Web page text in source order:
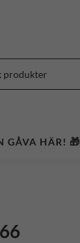
GÅVA HÄR! 🎁